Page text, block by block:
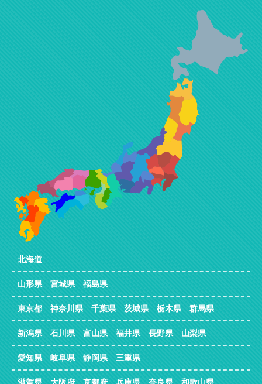
北海道
山形県 宮城県 福島県
東京都 神奈川県 千葉県 茨城県 栃木県 群馬県
新潟県 石川県 富山県 福井県 長野県 山梨県
愛知県 岐阜県 静岡県 三重県